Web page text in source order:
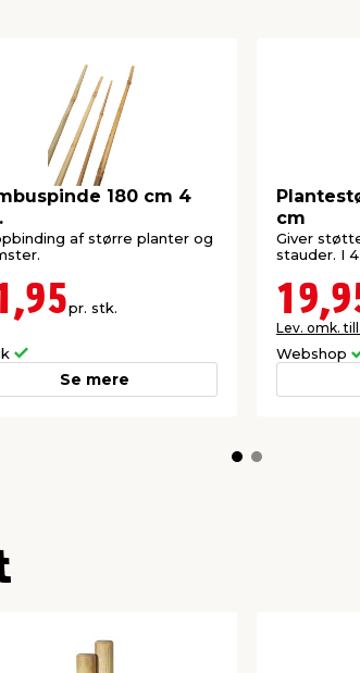
180 cm 4
af større planter og
pr. stk.
Se mere
cm
Giver
stauder. I
Lev. omk.
Webshop